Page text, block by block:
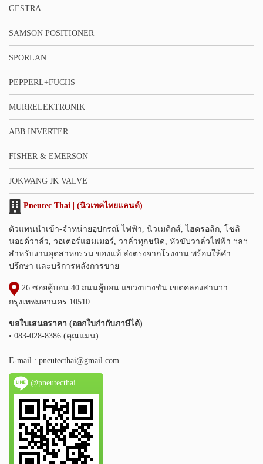
GESTRA
SAMSON POSITIONER
SPORLAN
PEPPERL+FUCHS
MURRELEKTRONIK
ABB INVERTER
FISHER & EMERSON
JOKWANG JK VALVE
Pneutec Thai | (นิวเทคไทยแลนด์)
ตัวแทนนำเข้า-จำหน่ายอุปกรณ์ ไฟฟ้า, นิวเมติกส์, ไฮดรอลิก, โซลิ
นอยด์วาล์ว, วอเตอร์แฮมเมอร์, วาล์วทุกชนิด, หัวขับวาล์วไฟฟ้า ฯลฯ
สำหรับงานอุตสาหกรรม ของแท้ ส่งตรงจากโรงงาน พร้อมให้คำ
ปรึกษา และบริการหลังการขาย
26 ซอยคู้บอน 40 ถนนคู้บอน แขวงบางชัน เขตคลองสามวา
กรุงเทพมหานคร 10510
ขอใบเสนอราคา (ออกใบกำกับภาษีได้)
• 083-028-8386 (คุณแมน)
E-mail : pneutecthai@gmail.com
@pneutecthai